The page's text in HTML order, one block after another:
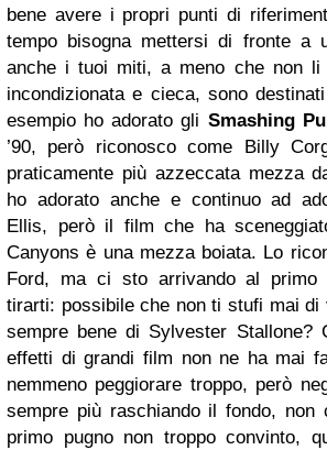
bene avere i propri punti di
tempo bisogna mettersi di fronte a
anche i tuoi miti, a meno che non li
incondizionata e cieca, sono
esempio ho adorato gli Smashing
’90, però riconosco come Billy
praticamente più azzeccata mezza
ho adorato anche e continuo ad
Ellis, però il film che ha
Canyons è una mezza boiata. Lo
Ford, ma ci sto arrivando al primo
tirarti: possibile che non ti stufi mai di
sempre bene di Sylvester Stallone?
effetti di grandi film non ne ha mai
nemmeno peggiorare troppo, però
sempre più raschiando il fondo, non
primo pugno non troppo convinto,